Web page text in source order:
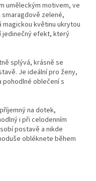
uměleckým motivem, ve
zelené,
magickou květinu ukrytou
jedinečný efekt, který
splývá, krásně se
Je ideální pro ženy,
pohodlné oblečení s
na dotek,
i při celodenním
postavě a nikde
obléknete během